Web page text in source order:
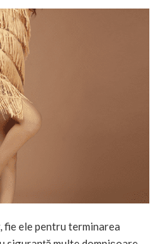
fie ele pentru terminarea